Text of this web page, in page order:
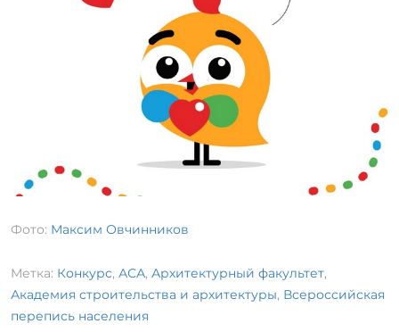
Фото: Максим Овчинников
Метка: Конкурс, АСА, Архитектурный факультет,
Академия строительства и архитектуры, Всероссийская
перепись населения